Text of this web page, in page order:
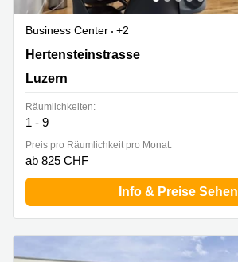
Business Center
+2
Hertensteinstrasse 51, Luzern
Hertensteinstrasse
Luzern
Räumlichkeiten:
1 - 9
Preis pro Räumlichkeit pro Monat:
ab 825 CHF
Info & Preise Sehen